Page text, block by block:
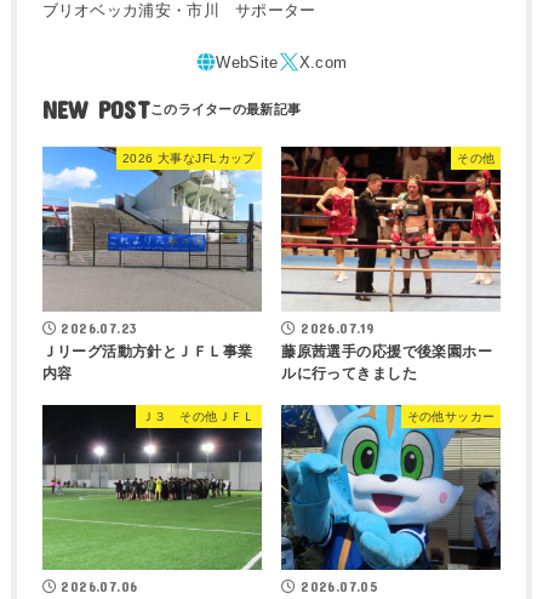
ブリオベッカ浦安・市川 サポーター
NEW POST
2026 大事なJFLカップ
2026.07.23
Ｊリーグ活動方針とＪＦＬ事業
内容
その他
2026.07.19
藤原茜選手の応援で後楽園ホー
ルに行ってきました
Ｊ３ その他ＪＦＬ
2026.07.06
その他サッカー
2026.07.05